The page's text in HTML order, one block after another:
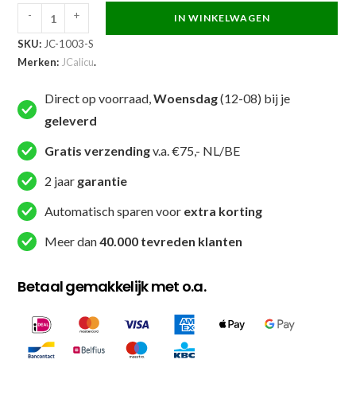
JCalicu
Oorbeschermers
-
hoofdbeschermer
blauw
1003)
aantal
- + IN WINKELWAGEN
SKU: JC-1003-S
Merken: JCalicu.
Direct op voorraad,Woensdag(12-08) bij je
geleverd
Gratis verzendingv.a. €75,- NL/BE
2 jaar garantie
Automatisch sparen voor extra korting
Meer dan40.000 tevreden klanten
Betaal gemakkelijk met o.a.